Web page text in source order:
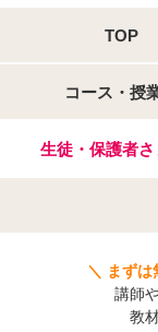
TOP
コース・授
生徒・保護者
＼ まずは
講師
教